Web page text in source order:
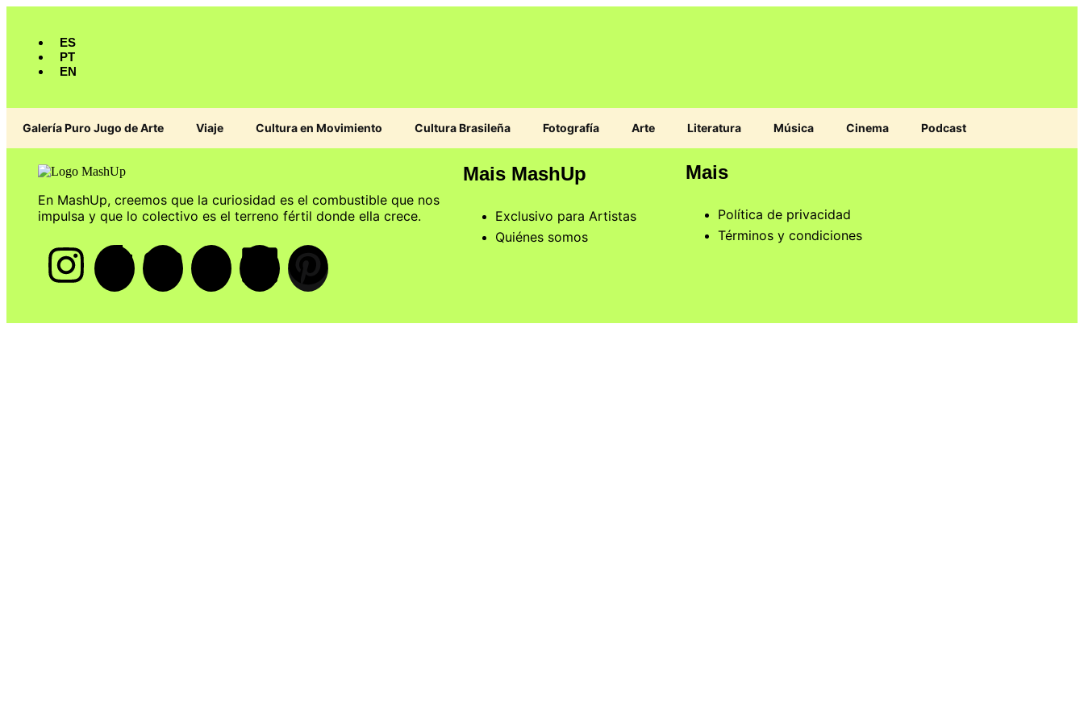
ES
PT
EN
Galería Puro Jugo de Arte Viaje Cultura en Movimiento Cultura Brasileña Fotografía Arte Literatura Música Cinema Podcast
En MashUp, creemos que la curiosidad es el combustible que nos
impulsa y que lo colectivo es el terreno fértil donde ella crece.
Mais MashUp
Exclusivo para Artistas
Quiénes somos
Mais
Política de privacidad
Términos y condiciones